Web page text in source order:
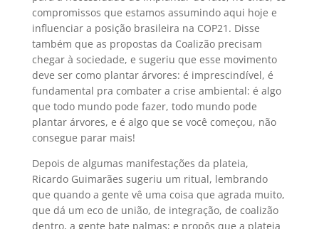
compromissos que estamos assumindo aqui hoje e
influenciar a posição brasileira na COP21. Disse
também que as propostas da Coalizão precisam
chegar à sociedade, e sugeriu que esse movimento
deve ser como plantar árvores: é imprescindível, é
fundamental pra combater a crise ambiental: é algo
que todo mundo pode fazer, todo mundo pode
plantar árvores, e é algo que se você começou, não
consegue parar mais!
Depois de algumas manifestações da plateia,
Ricardo Guimarães sugeriu um ritual, lembrando
que quando a gente vê uma coisa que agrada muito,
que dá um eco de união, de integração, de coalizão
dentro, a gente bate palmas; e propôs que a plateia